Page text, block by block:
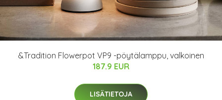
&Tradition Flowerpot VP9 -pöytälamppu, valkoinen
187.9 EUR
LISÄTIETOJA